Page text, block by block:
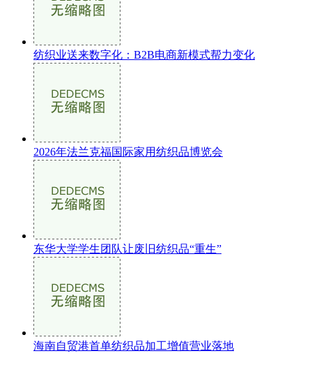
纺织业送来数字化：B2B电商新模式帮力变化
2026年法兰克福国际家用纺织品博览会
东华大学学生团队让废旧纺织品“重生”
海南自贸港首单纺织品加工增值营业落地